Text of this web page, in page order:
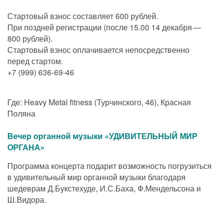
Стартовый взнос составляет 600 рублей.
При поздней регистрации (после 15.00 14 декабря —
800 рублей).
Стартовый взнос оплачивается непосредственно
перед стартом.
+7 (999) 636-69-46
Где: Heavy Metal fitness (Турчинского, 46), Красная
Поляна
Вечер органной музыки «УДИВИТЕЛЬНЫЙ МИР
ОРГАНА»
Программа концерта подарит возможность погрузиться
в удивительный мир органной музыки благодаря
шедеврам Д.Букстехуде, И.С.Баха, Ф.Мендельсона и
Ш.Видора.